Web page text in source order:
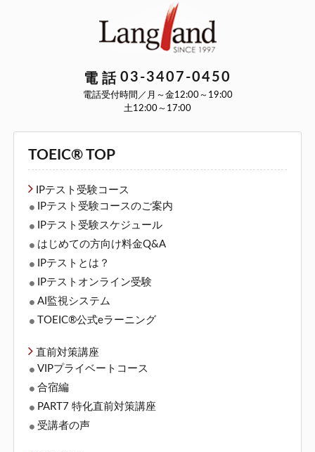
電話 03-3407-0450
電話受付時間／月～金12:00～19:00
土12:00～17:00
TOEIC® TOP
IPテスト受験コース
IPテスト受験コースのご案内
IPテスト受験スケジュール
はじめての方向け料金Q&A
IPテストとは？
IPテストオンライン受験
AI監視システム
TOEIC®公式eラーニング
直前対策講座
VIPプライベートコース
合宿編
PART7 特化直前対策講座
受講者の声